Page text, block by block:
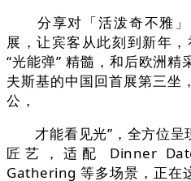
分享对「活泼奇不雅」
展，让宾客从此刻到新年
“光能弹” 精髓，和后欧洲精
夫斯基的中国回首展第三坐
公，
才能看见光”，全方位呈
匠艺，适配 Dinner
Gathering 等多场景，正在